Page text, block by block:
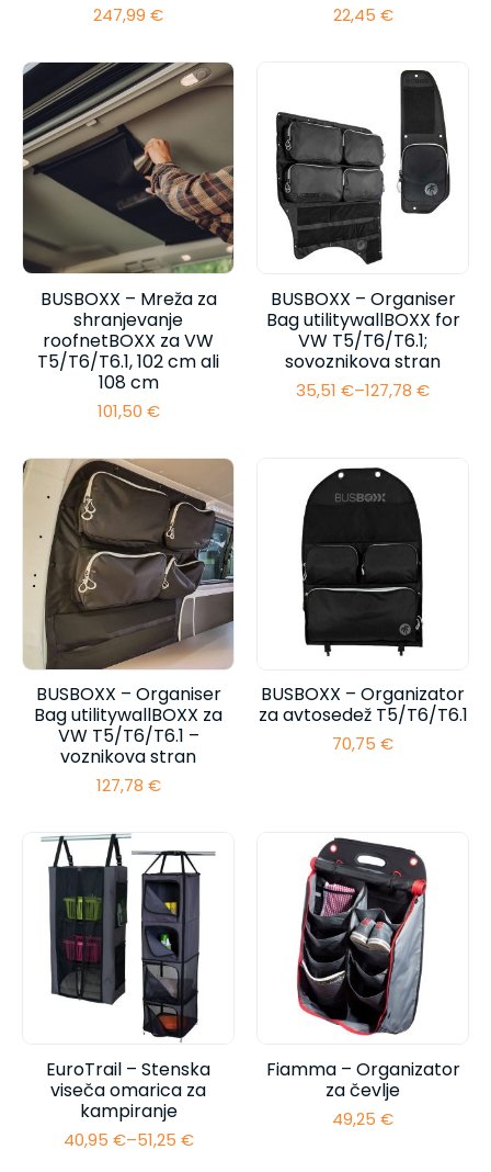
247,99 € 22,45 €
BUSBOXX – Mreža za
shranjevanje
roofnetBOXX za VW
T5/T6/T6.1, 102 cm ali
108 cm
101,50 €
BUSBOXX – Organiser
Bag utilitywallBOXX for
VW T5/T6/T6.1;
sovoznikova stran
35,51 €–127,78 €
Cenovni
do
127,78 €
BUSBOXX – Organiser
Bag utilitywallBOXX za
VW T5/T6/T6.1 –
voznikova stran
127,78 €
BUSBOXX – Organizator
za avtosedež T5/T6/T6.1
70,75 €
EuroTrail – Stenska
viseča omarica za
kampiranje
40,95 €–51,25 €
Cenovni
Fiamma – Organizator
za čevlje
49,25 €